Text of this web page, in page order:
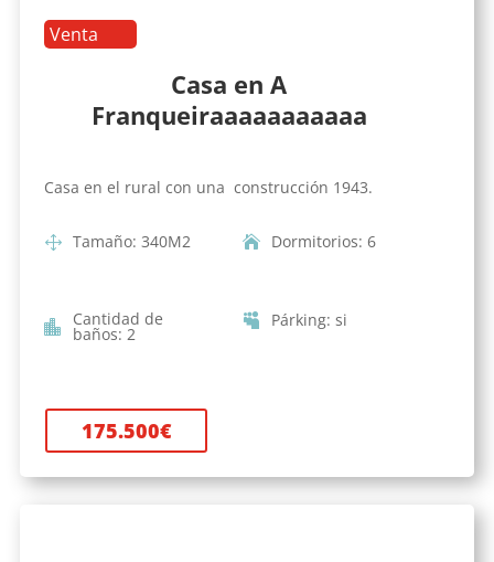
Venta
Casa en A
Franqueiraaaaaaaaaaa
Casa en el rural con una construcción 1943.
Tamaño: 340M2 Dormitorios: 6
Cantidad de
baños: 2
Párking: si
175.500€